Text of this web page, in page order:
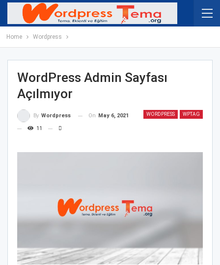
Home Wordpress
WordPress Admin Sayfası
Açılmıyor
WORDPRESS WPTAG
By Wordpress On May 6, 2021
11